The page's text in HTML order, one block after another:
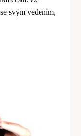
svým vedením,